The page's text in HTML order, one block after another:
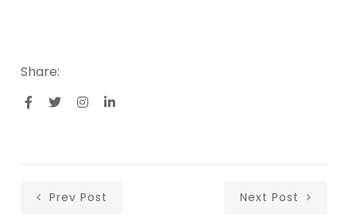
Share:
Prev Post Next Post